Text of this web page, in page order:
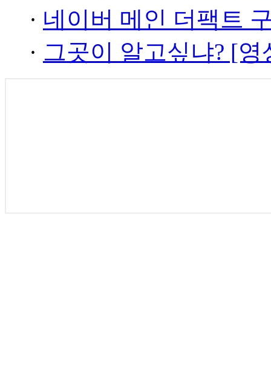
· 네이버 메인 더팩트
· 그곳이 알고싶냐? [